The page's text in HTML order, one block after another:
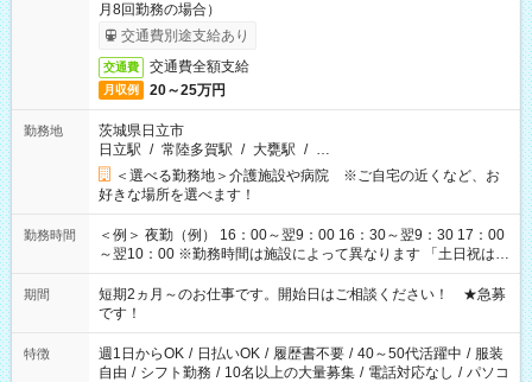
月8回勤務の場合）
交通費別途支給あり
交通費 交通費全額支給
月収例 20～25万円
勤務地
茨城県日立市
日立駅 / 常陸多賀駅 / 大甕駅 / …
＜選べる勤務地＞介護施設や病院 ※ご自宅の近くなど、お
好きな場所を選べます！
勤務時間
＜例＞ 夜勤（例） 16：00～翌9：00 16：30～翌9：30 17：00
～翌10：00 ※勤務時間は施設によって異なります 「土日祝は休
みたい」 「しっかり稼ぎたい」 「もう少し遅い時間から始めた
い」など ご希望にあったお仕事をご案内いたします。 ※未経験
の方の場合は1～2ヶ月間は日中での仕事を経験いただき、 お
仕事に慣れてからの夜勤になります。 ★家庭の都合でお休みが
必要な場合も遠慮なくご相談ください。
期間
短期2ヵ月～のお仕事です。開始日はご相談ください！ ★急募
です！
特徴 週1日からOK / 日払いOK / 履歴書不要 / 40～50代活躍中 / 服装
自由 / シフト勤務 / 10名以上の大量募集 / 電話対応なし / パソコ